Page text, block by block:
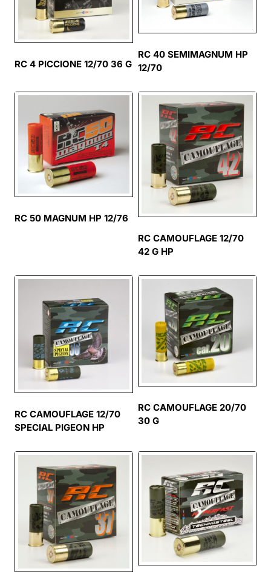
RC 4 PICCIONE 12/70 36 G
RC 40 SEMIMAGNUM HP
12/70
RC 50 MAGNUM HP 12/76
RC CAMOUFLAGE 12/70
42 G HP
RC CAMOUFLAGE 12/70
SPECIAL PIGEON HP
RC CAMOUFLAGE 20/70
30 G